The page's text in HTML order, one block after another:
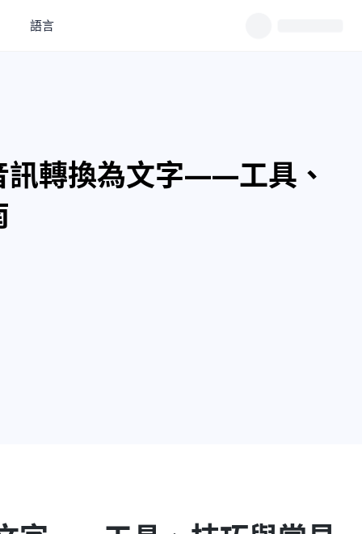
語言
訊轉換為文字——工具、